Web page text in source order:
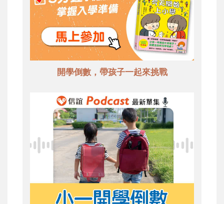
開學倒數，帶孩子一起來挑戰